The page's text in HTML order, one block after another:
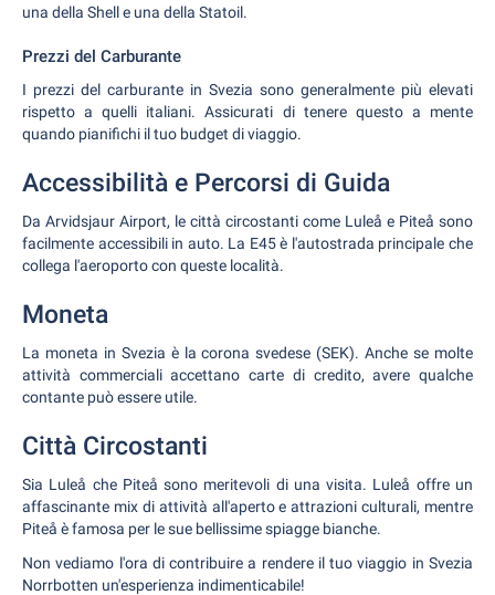
una della Shell e una della Statoil.
Prezzi del Carburante
I prezzi del carburante in Svezia sono generalmente più elevati
rispetto a quelli italiani. Assicurati di tenere questo a mente
quando pianifichi il tuo budget di viaggio.
Accessibilità e Percorsi di Guida
Da Arvidsjaur Airport, le città circostanti come Luleå e Piteå sono
facilmente accessibili in auto. La E45 è l'autostrada principale che
collega l'aeroporto con queste località.
Moneta
La moneta in Svezia è la corona svedese (SEK). Anche se molte
attività commerciali accettano carte di credito, avere qualche
contante può essere utile.
Città Circostanti
Sia Luleå che Piteå sono meritevoli di una visita. Luleå offre un
affascinante mix di attività all'aperto e attrazioni culturali, mentre
Piteå è famosa per le sue bellissime spiagge bianche.
Non vediamo l'ora di contribuire a rendere il tuo viaggio in Svezia
Norrbotten un'esperienza indimenticabile!